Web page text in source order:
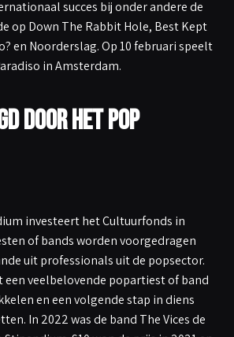
succes bij onder andere de
op Down The Rabbit Hole, Best Kept
en Noorderslag. Op 10 februari speelt
in Amsterdam.
door het Pop
investeert het Cultuurfonds in
of bands worden voorgedragen
uit professionals uit de popsector.
een veelbelovende popartiest of band
en een volgende stap in diens
In 2022 was de band The Vices de